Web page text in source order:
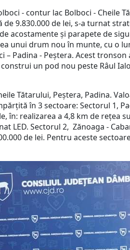
- contur lac Bolboci -
9.830.000 de lei, s-a turnat
acostamente și parapete de
unui drum nou în munte, cu o
Padina - Peștera. Acest
un pod nou peste Râul
Tătarului, Peștera, Padina.
în 3 sectoare: Sectorul 1,
în: realizarea a 4,8 km de rețea
LED. Sectorul 2, Zănoaga -
de lei. Pentru aceste